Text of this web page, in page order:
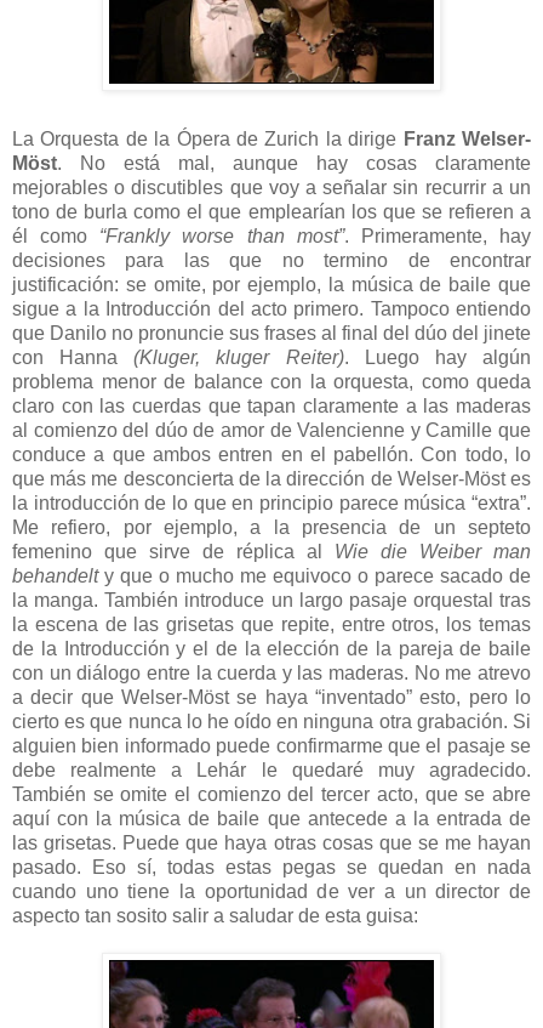
La Orquesta de la Ópera de Zurich la dirige Franz Welser-
Möst. No está mal, aunque hay cosas claramente
mejorables o discutibles que voy a señalar sin recurrir a un
tono de burla como el que emplearían los que se refieren a
él como “Frankly worse than most”. Primeramente, hay
decisiones para las que no termino de encontrar
justificación: se omite, por ejemplo, la música de baile que
sigue a la Introducción del acto primero. Tampoco entiendo
que Danilo no pronuncie sus frases al final del dúo del jinete
con Hanna(Kluger, kluger Reiter). Luego hay algún
problema menor de balance con la orquesta, como queda
claro con las cuerdas que tapan claramente a las maderas
al comienzo del dúo de amor de Valencienne y Camille que
conduce a que ambos entren en el pabellón. Con todo, lo
que más me desconcierta de la dirección de Welser-Möst es
la introducción de lo que en principio parece música “extra”.
Me refiero, por ejemplo, a la presencia de un septeto
femenino que sirve de réplica al Wie die Weiber man
behandelty que o mucho me equivoco o parece sacado de
la manga. También introduce un largo pasaje orquestal tras
la escena de las grisetas que repite, entre otros, los temas
de la Introducción y el de la elección de la pareja de baile
con un diálogo entre la cuerda y las maderas. No me atrevo
a decir que Welser-Möst se haya “inventado” esto, pero lo
cierto es que nunca lo he oído en ninguna otra grabación. Si
alguien bien informado puede confirmarme que el pasaje se
debe realmente a Lehár le quedaré muy agradecido.
También se omite el comienzo del tercer acto, que se abre
aquí con la música de baile que antecede a la entrada de
las grisetas. Puede que haya otras cosas que se me hayan
pasado. Eso sí, todas estas pegas se quedan en nada
cuando uno tiene la oportunidad de ver a un director de
aspecto tan sosito salir a saludar de esta guisa: